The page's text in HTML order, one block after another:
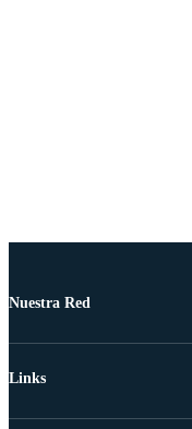
Nuestra Red
Links